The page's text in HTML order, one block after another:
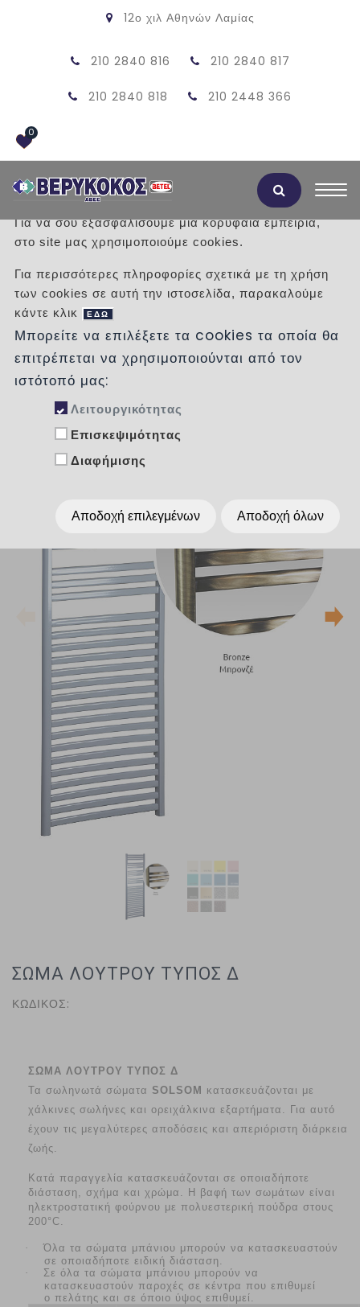
12ο χιλ Αθηνών Λαμίας
210 2840 816 210 2840 817
210 2840 818 210 2448 366
0
/ Προϊόντα / ΣΩΜΑΤΑ ΚΑΛΟΡΙΦΕΡ
ΣΩΜΑ ΛΟΥΤΡΟΥ ΤΥΠΟΣ Δ
ΚΩΔΙΚΟΣ:
ΣΩΜΑ ΛΟΥΤΡΟΥ ΤΥΠΟΣ Δ
Τα σωληνωτά σώματα SOLSOM
κατασκευάζονται με
χάλκινες σωλήνες και ορειχάλκινα εξαρτήματα. Για αυτό
έχουν τις μεγαλύτερες αποδόσεις και απεριόριστη διάρκεια
ζωής.
Κατά παραγγελία κατασκευάζονται σε οποιαδήποτε
διάσταση, σχήμα και χρώμα. Η βαφή των σωμάτων είναι
ηλεκτροστατική φούρνου με πολυεστερική πούδρα στους
200°C.
·
Όλα τα σώματα μπάνιου μπορούν να κατασκευαστούν
σε οποιαδήποτε ειδική διάσταση.
·
Σε όλα τα σώματα μπάνιου μπορούν να
κατασκευαστούν παροχές σε κέντρα που επιθυμεί
ο πελάτης και σε όποιο ύψος επιθυμεί.
Αποδοχή Cookies
Για να σου εξασφαλίσουμε μια κορυφαία εμπειρία,
στο site μας χρησιμοποιούμε cookies.
Για περισσότερες πληροφορίες σχετικά με τη χρήση
των cookies σε αυτή την ιστοσελίδα, παρακαλούμε
κάντε κλικ
ΕΔΩ
Μπορείτε να επιλέξετε τα cookies τα οποία θα
επιτρέπεται να χρησιμοποιούνται από τον
ιστότοπό μας:
Λειτουργικότητας
Επισκεψιμότητας
Διαφήμισης
Αποδοχή επιλεγμένων Αποδοχή όλων